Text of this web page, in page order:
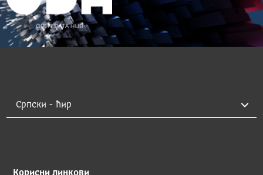
Корисни линкови